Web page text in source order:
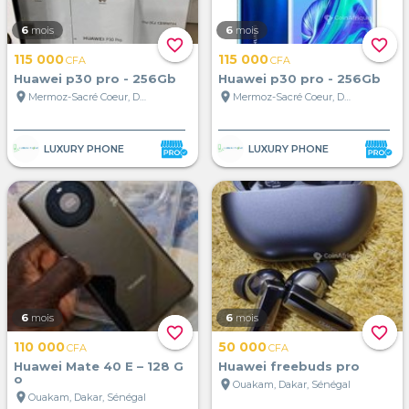
favorite_border
6 mois
115 000CFA
Huawei p30 pro - 256Gb
location_on
Mermoz-Sacré Coeur, Dakar, Sénégal
LUXURY PHONE
favorite_border
6 mois
115 000CFA
Huawei p30 pro - 256Gb
location_on
Mermoz-Sacré Coeur, Dakar, Sénégal
LUXURY PHONE
favorite_border
6 mois
110 000CFA
Huawei Mate 40 E – 128 G
o
location_on Ouakam, Dakar, Sénégal
favorite_border
6 mois
50 000CFA
Huawei freebuds pro
location_on Ouakam, Dakar, Sénégal